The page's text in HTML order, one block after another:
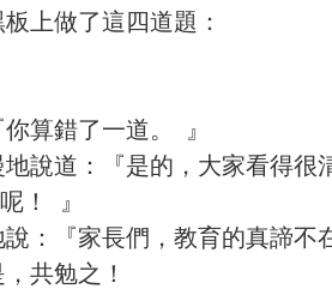
上做了這四道題：
算錯了一道。 』
說道：『是的，大家看得很
！ 』
：『家長們，教育的真諦不
共勉之！